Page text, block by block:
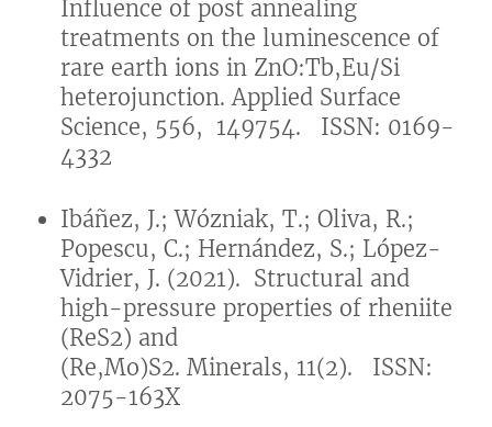
Influence of post annealing
treatments on the luminescence of
rare earth ions in ZnO:Tb,Eu/Si
heterojunction. Applied Surface
Science, 556, 149754. ISSN: 0169-
4332
Ibáñez, J.; Wózniak, T.; Oliva, R.;
Popescu, C.; Hernández, S.; López-
Vidrier, J. (2021). Structural and
high-pressure properties of rheniite
(ReS2) and
(Re,Mo)S2. Minerals, 11(2). ISSN:
2075-163X